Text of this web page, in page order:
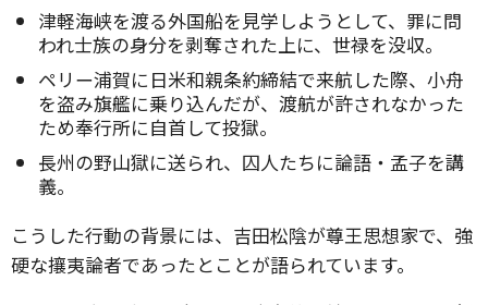
津軽海峡を渡る外国船を見学しようとして、罪に問
われ士族の身分を剥奪された上に、世禄を没収。
ペリー浦賀に日米和親条約締結で来航した際、小舟
を盗み旗艦に乗り込んだが、渡航が許されなかった
ため奉行所に自首して投獄。
長州の野山獄に送られ、囚人たちに論語・孟子を講
義。
こうした行動の背景には、吉田松陰が尊王思想家で、強
硬な攘夷論者であったとことが語られています。